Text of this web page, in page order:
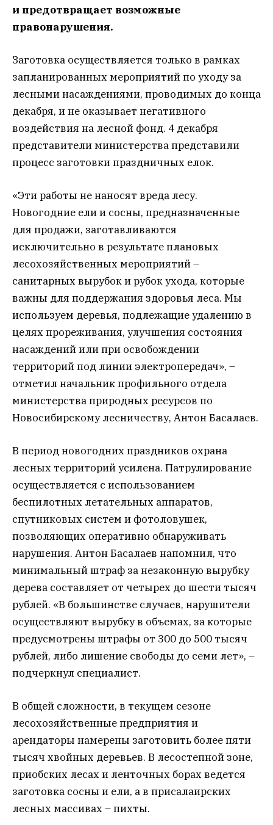
и предотвращает возможные
правонарушения.
Заготовка осуществляется только в рамках
запланированных мероприятий по уходу за
лесными насаждениями, проводимых до конца
декабря, и не оказывает негативного
воздействия на лесной фонд. 4 декабря
представители министерства представили
процесс заготовки праздничных елок.
«Эти работы не наносят вреда лесу.
Новогодние ели и сосны, предназначенные
для продажи, заготавливаются
исключительно в результате плановых
лесохозяйственных мероприятий –
санитарных вырубок и рубок ухода, которые
важны для поддержания здоровья леса. Мы
используем деревья, подлежащие удалению в
целях прореживания, улучшения состояния
насаждений или при освобождении
территорий под линии электропередач», –
отметил начальник профильного отдела
министерства природных ресурсов по
Новосибирскому лесничеству, Антон Басалаев.
В период новогодних праздников охрана
лесных территорий усилена. Патрулирование
осуществляется с использованием
беспилотных летательных аппаратов,
спутниковых систем и фотоловушек,
позволяющих оперативно обнаруживать
нарушения. Антон Басалаев напомнил, что
минимальный штраф за незаконную вырубку
дерева составляет от четырех до шести тысяч
рублей. «В большинстве случаев, нарушители
осуществляют вырубку в объемах, за которые
предусмотрены штрафы от 300 до 500 тысяч
рублей, либо лишение свободы до семи лет», –
подчеркнул специалист.
В общей сложности, в текущем сезоне
лесохозяйственные предприятия и
арендаторы намерены заготовить более пяти
тысяч хвойных деревьев. В лесостепной зоне,
приобских лесах и ленточных борах ведется
заготовка сосны и ели, а в присалаирских
лесных массивах – пихты.